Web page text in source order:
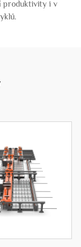
produktivity i v